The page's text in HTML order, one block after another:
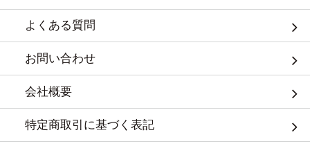
よくある質問
お問い合わせ
会社概要
特定商取引に基づく表記